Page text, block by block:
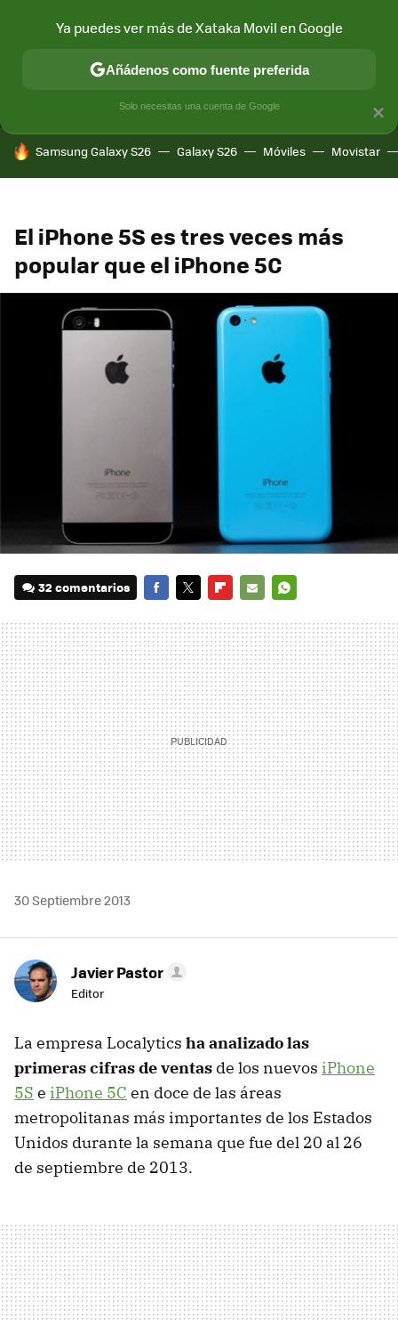
MÓVIL Y SOCIEDAD APLICACIONES
HOY SE HABLA DE
Samsung Galaxy S26 Galaxy S26 Móviles Movistar
El iPhone 5S es tres veces más
popular que el iPhone 5C
32 comentarios
MAIL
30 Septiembre 2013
Javier Pastor
Editor
La empresa Localytics ha analizado las
primeras cifras de ventas de los nuevos iPhone
5S e iPhone 5C en doce de las áreas
metropolitanas más importantes de los Estados
Unidos durante la semana que fue del 20 al 26
de septiembre de 2013.
×
Ya puedes ver más de Xataka Movil en Google
Añádenos como fuente preferida
Solo necesitas una cuenta de Google